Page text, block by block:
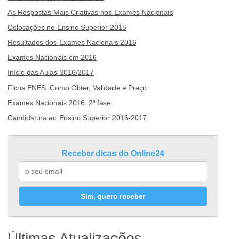
As Respostas Mais Criativas nos Exames Nacionais
Colocações no Ensino Superior 2015
Resultados dos Exames Nacionais 2016
Exames Nacionais em 2016
Início das Aulas 2016/2017
Ficha ENES: Como Obter, Validade e Preço
Exames Nacionais 2016: 2ª fase
Candidatura ao Ensino Superior 2016-2017
Receber dicas do Online24
Sim, quero receber